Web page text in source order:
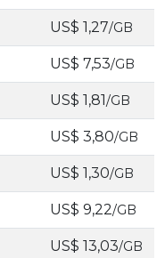
US$ 1,27/GB
US$ 7,53/GB
US$ 1,81/GB
US$ 3,80/GB
US$ 1,30/GB
US$ 9,22/GB
US$ 13,03/GB